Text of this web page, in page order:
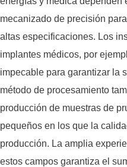
mecanizado de precisión
altas especificaciones. Los
implantes médicos, por
impecable para garantizar la
método de procesamiento
producción de muestras de
pequeños en los que la
producción. La amplia
estos campos garantiza el